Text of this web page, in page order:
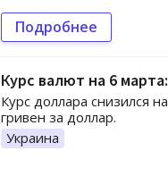
Подробнее
Курс валют на 6
Курс доллара снизился
гривен за доллар.
Украина